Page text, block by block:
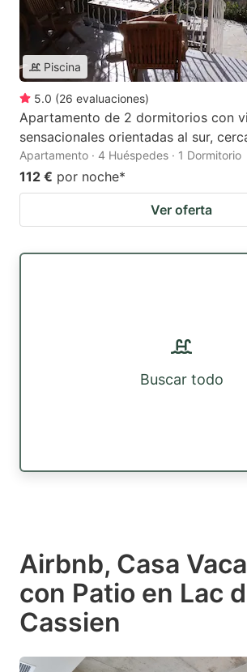
Piscina
5.0 (26 evaluaciones)
Apartamento de 2 dormitorios con
sensacionales orientadas al sur,
Apartamento · 4 Huéspedes · 1 Dormitorio
112 € por noche*
Ver oferta
Buscar todo
Airbnb, Casa
con Patio en Lac
Cassien